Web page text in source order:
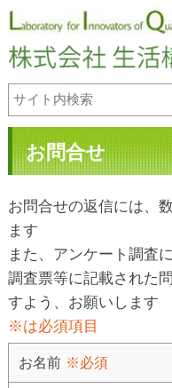
お問合せ
お問合せの返信には、
ます
また、アンケート調査
調査票等に記載された
すよう、お願いします
※は必須項目
お名前 ※必須